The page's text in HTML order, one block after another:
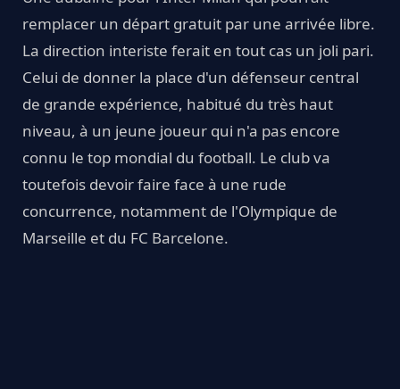
remplacer un départ gratuit par une arrivée libre.
La direction interiste ferait en tout cas un joli pari.
Celui de donner la place d'un défenseur central
de grande expérience, habitué du très haut
niveau, à un jeune joueur qui n'a pas encore
connu le top mondial du football. Le club va
toutefois devoir faire face à une rude
concurrence, notamment de l'Olympique de
Marseille et du FC Barcelone.